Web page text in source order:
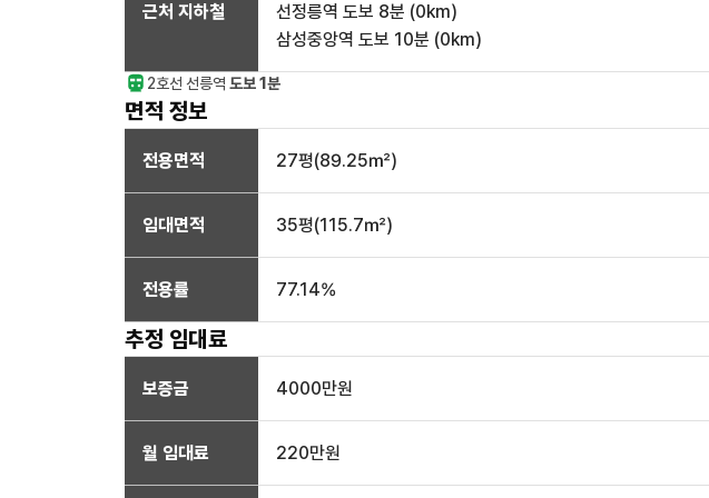
근처 지하철 선정릉역 도보 8분 (0km)
삼성중앙역 도보 10분 (0km)
2호선 선릉역 도보 1분
면적 정보
전용면적 27평(89.25㎡)
임대면적 35평(115.7㎡)
전용률 77.14%
추정 임대료
보증금 4000만원
월 임대료 220만원